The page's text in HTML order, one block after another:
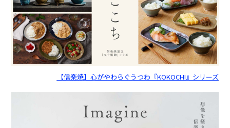
【信楽焼】心がやわらぐうつわ『KOKOCHI』シリーズ